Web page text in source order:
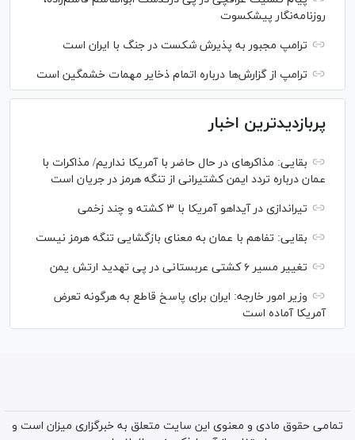
روزنامه‌نگار پیشکسوت
ترامپ مجبور به پذیرش شکست در جنگ با ایران است
ترامپ از گزارش‌ها درباره اتمام ذخایر مهمات خشمگین است
پربازدیدترین اخبار
بقایی: مذاکره‎ای در حال حاضر با آمریکا نداریم/ مذاکرات با
عمان درباره تردد ایمن کشتیرانی از تنگه هرمز در جریان است
تیراندازی در آیداهو آمریکا با ۳ کشته و چند زخمی
بقایی: تفاهم با عمان به معنای بازگشایی تنگه هرمز نیست
تغییر مسیر ۶ کشتی عربستانی در پی تهدید ارتش یمن
وزیر امور خارجه: ایران برای پاسخ قاطع به هرگونه تعرض
آمریکا آماده است
تمامی حقوق مادی و معنوی این سایت متعلق به خبرگزاری میزان است و